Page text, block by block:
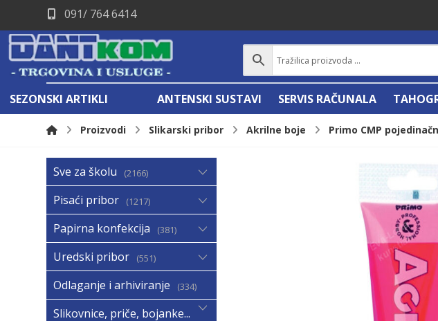
091/ 764 6414
SEZONSKI ARTIKLI ANTENSKI SUSTAVI SERVIS RAČUNALA
Proizvodi Slikarski pribor Akrilne boje Primo CMP
Sve za školu 2166
Pisaći pribor 1217
Papirna konfekcija 381
Uredski pribor 551
Odlaganje i arhiviranje 334
Slikovnice, priče, bojanke...